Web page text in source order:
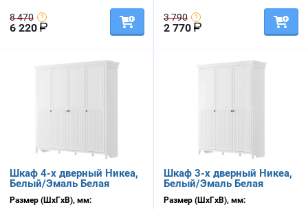
8 470
6 220
3 790
2 770
Шкаф 4-х дверный Никеа,
Белый/Эмаль Белая
Размер (ШхГхВ), мм:
Шкаф 3-х дверный Никеа,
Белый/Эмаль Белая
Размер (ШхГхВ), мм: